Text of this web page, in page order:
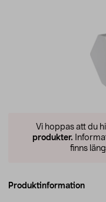
Vi hoppas att du
produkter.
finns
Produktinformation